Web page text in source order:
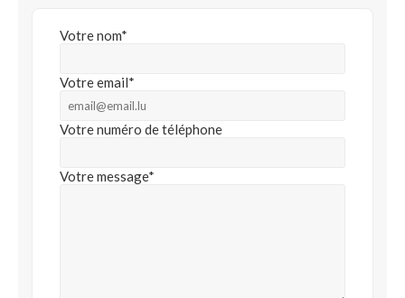
Votre nom*
Votre email*
Votre numéro de téléphone
Votre message*